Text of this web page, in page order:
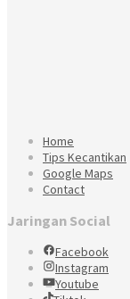
Home
Tips Kecantikan
Google Maps
Contact
Jaringan Social
Facebook
Instagram
Youtube